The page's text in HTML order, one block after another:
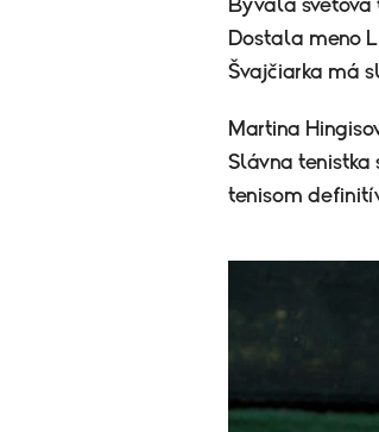
Bývalá svetová
Dostala meno
Švajčiarka má
Martina
Slávna tenistka
tenisom